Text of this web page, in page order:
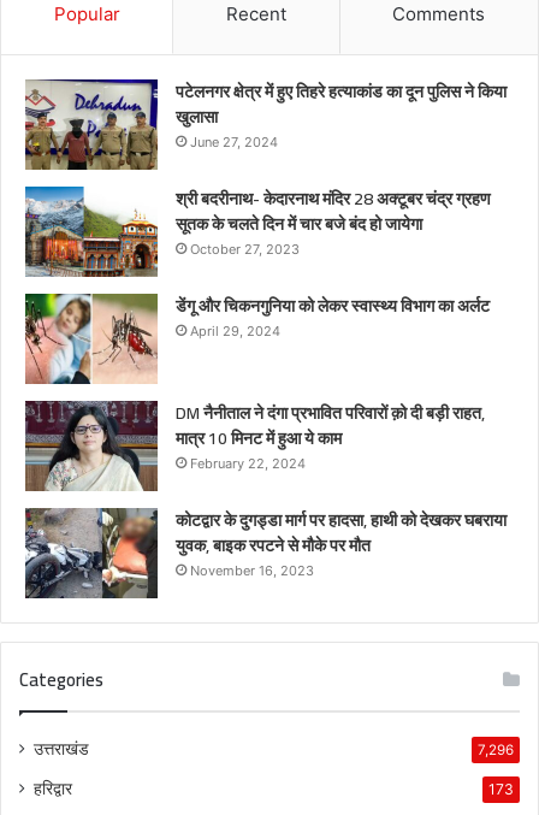
Popular Recent Comments
पटेलनगर क्षेत्र में हुए तिहरे हत्याकांड का दून पुलिस ने किया
खुलासा
June 27, 2024
श्री बदरीनाथ- केदारनाथ मंदिर 28 अक्टूबर चंद्र ग्रहण
सूतक के चलते दिन में चार बजे बंद हो जायेगा
October 27, 2023
डेंगू और चिकनगुनिया को लेकर स्वास्थ्य विभाग का अर्लट
April 29, 2024
DM नैनीताल ने दंगा प्रभावित परिवारों क़ो दी बड़ी राहत,
मात्र 10 मिनट में हुआ ये काम
February 22, 2024
कोटद्वार के दुगड्डा मार्ग पर हादसा, हाथी को देखकर घबराया
युवक, बाइक रपटने से मौके पर मौत
November 16, 2023
Categories
उत्तराखंड 7,296
हरिद्वार 173